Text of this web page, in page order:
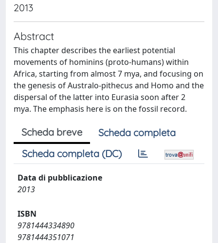
2013
Abstract
This chapter describes the earliest potential
movements of hominins (proto-humans) within
Africa, starting from almost 7 mya, and focusing on
the genesis of Australo-pithecus and Homo and the
dispersal of the latter into Eurasia soon after 2
mya. The emphasis here is on the fossil record.
Scheda breve
Scheda completa
Scheda completa (DC)
Data di pubblicazione
2013
ISBN
9781444334890
9781444351071